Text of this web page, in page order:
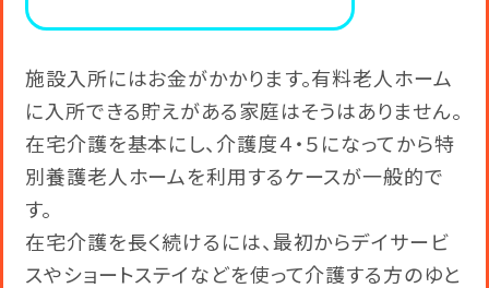
施設入所にはお金がかかります。有料老人ホーム
に入所できる貯えがある家庭はそうはありません。
在宅介護を基本にし、介護度４・５になってから特
別養護老人ホームを利用するケースが一般的で
す。
在宅介護を長く続けるには、最初からデイサービ
スやショートステイなどを使って介護する方のゆと